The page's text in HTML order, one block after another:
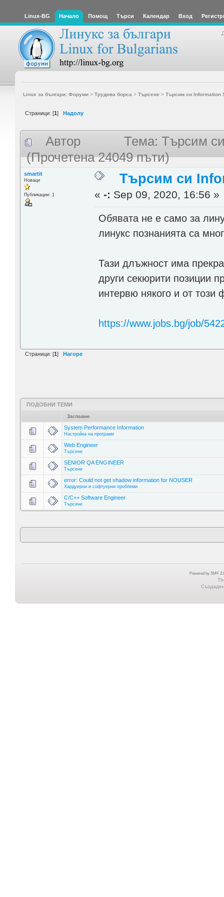
Linux-BG Начало Помощ Търси Календар Вход
Linux за българи: Форуми> Трудова борса > Търсене > Търсим си Information
Страници: [1] Надолу
Автор
Тема: Търсим
(Прочетена 24049 пъти)
smartit
Новаци
Публикации: 1
Търсим си
«-: Sep 09, 2020, 16:56 »
Обявата не е само за
линукс познанията са
Тази длъжност има
други секюрити позиции
интервю някого и от този
https://www.jobs.bg/job/
Страници: [1] Нагоре
ПОДОБНИ ТЕМИ
Заглавие
System Performance Information
Настройка на програми
Web Engineer
Търсене
SENIOR QA ENGINEER
Търсене
error: Could not get shadow information for NOUSER
Хардуерни и софтуерни проблеми
C/C++ Software Engineer
Търсене
Powered by SMF